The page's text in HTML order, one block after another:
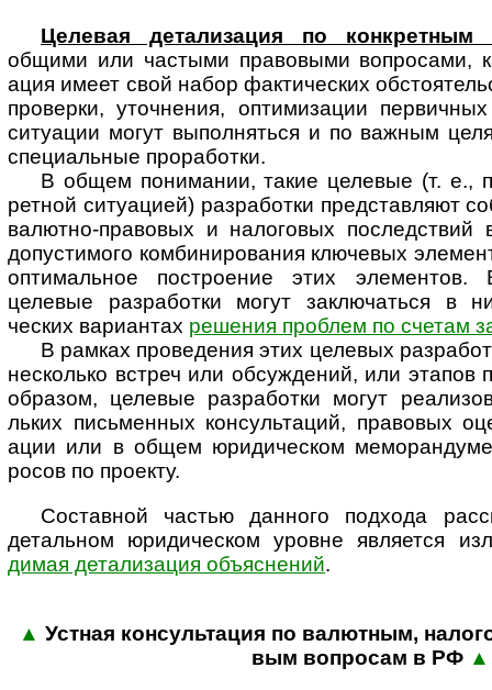
Целевая детализация по конкретным
общими или частыми право­выми воп­ро­сами,
ация имеет свой набор факти­ческих
про­верки, уточ­нения, оптими­зации
ситу­ации могут выпол­няться и по важ­ным
специ­альные прора­ботки.
В общем понимании, такие целевые (т. е.,
ретной ситу­ацией) разра­ботки пред­став­ляют
валютно-­право­вых и нало­говых
допусти­мого комбини­рования ключе­вых
оптима­льное постро­ение этих элемен­тов.
целевые разра­ботки могут заклю­чаться в
ческих вари­антах реше­ния проб­лем по счетам
В рамках проведения этих целевых
несколько встреч или обсуж­дений, или эта­пов
образом, целевые разра­ботки могут
льких пись­менных консу­ль­таций, правовых
ации или в общем юриди­ческом
росов по проекту.
Составной частью данного подхода
деталь­ном юриди­ческом уровне явля­ется
димая дета­ли­зация объяс­нений.
▲ Устная консультация по валютным,
вым воп­ро­сам в РФ ▲